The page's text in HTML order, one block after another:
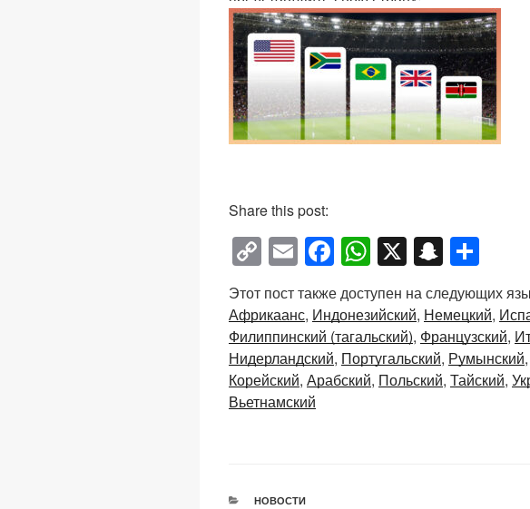
Share this post:
C
o
p
y
Li
n
E
m
ail
F
a
c
e
b
o
W
h
at
s
A
p
X S
n
a
p
c
h
тп
р
а
в
и
Этот пост также доступен на следующих
Африкаанс Индонезийский Немецкий
Филиппинский (тагальский) Французский
Нидерландский Португальский Румынский
Корейский Арабский Польский Тайский
Вьетнамский
РУБРИКИ
НОВОСТИ